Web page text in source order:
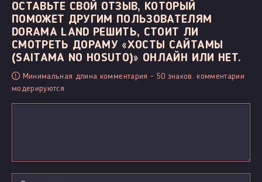
ОСТАВЬТЕ СВОЙ ОТЗЫВ, КОТОРЫЙ
ПОМОЖЕТ ДРУГИМ ПОЛЬЗОВАТЕЛЯМ
DORAMA LAND РЕШИТЬ, СТОИТ ЛИ
СМОТРЕТЬ ДОРАМУ «ХОСТЫ САЙТАМЫ
(SAITAMA NO HOSUTO)» ОНЛАЙН ИЛИ НЕТ.
Минимальная длина комментария - 50 знаков. комментарии
модерируются